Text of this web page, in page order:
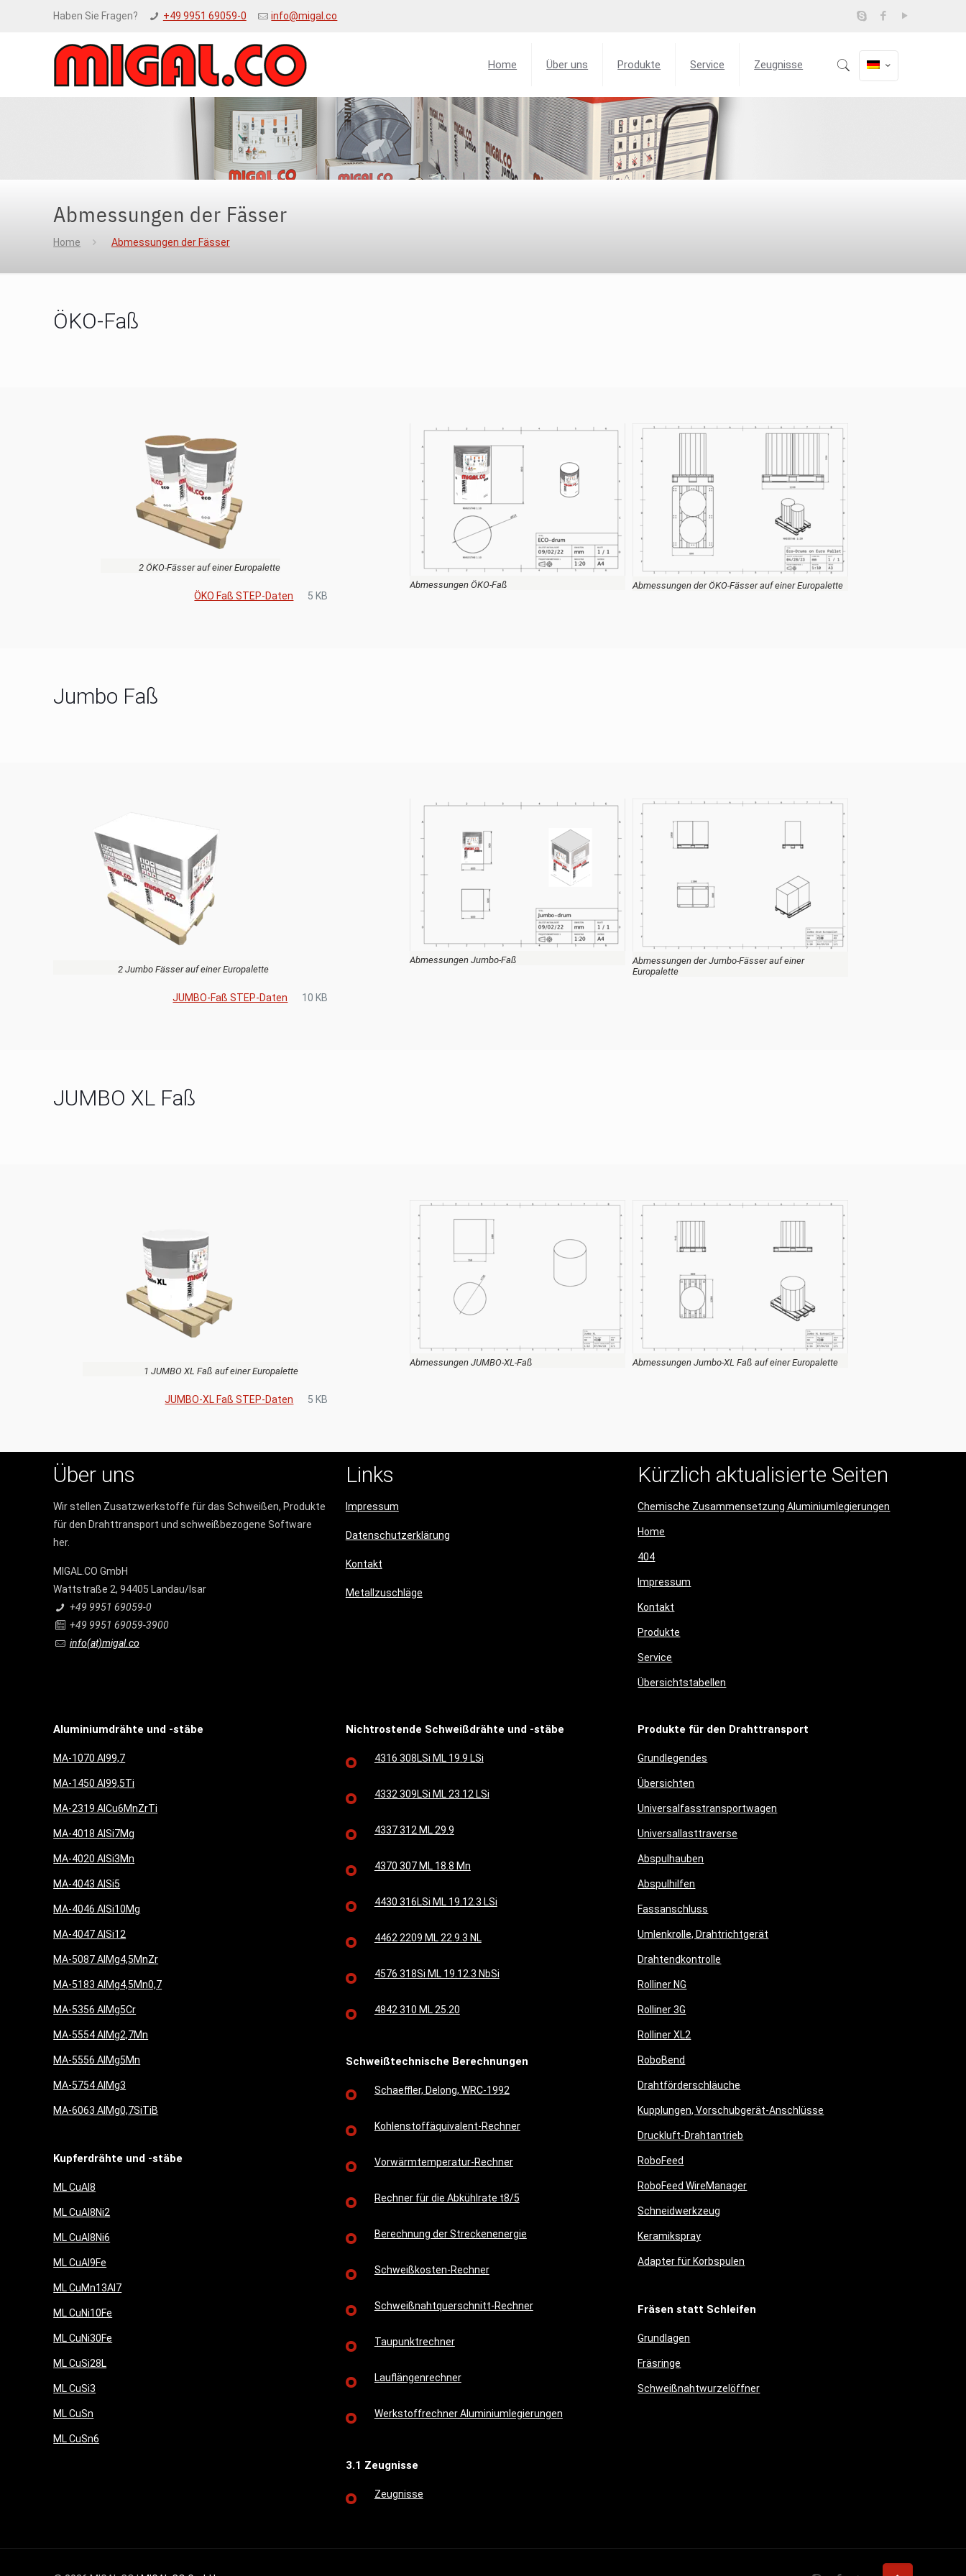
Haben Sie Fragen? +49 9951 69059-0 info@migal.co
Home Über uns Produkte Service Zeugnisse
Abmessungen der Fässer
Home Abmessungen der Fässer
ÖKO-Faß
2 ÖKO-Fässer auf einer Europalette
ÖKO Faß STEP-Daten 5 KB
Abmessungen ÖKO-Faß Abmessungen der ÖKO-Fässer auf einer Europalette
Jumbo Faß
2 Jumbo Fässer auf einer Europalette
JUMBO-Faß STEP-Daten 10 KB
Abmessungen Jumbo-Faß
Abmessungen der Jumbo-Fässer auf einer
Europalette
JUMBO XL Faß
1 JUMBO XL Faß auf einer Europalette
JUMBO-XL Faß STEP-Daten 5 KB
Abmessungen JUMBO-XL-Faß Abmessungen Jumbo-XL Faß auf einer Europalette
Über uns
Wir stellen Zusatzwerkstoffe für das Schweißen, Produkte
für den Drahttransport und schweißbezogene Software
her.
MIGAL.CO GmbH
Wattstraße 2, 94405 Landau/Isar
+49 9951 69059-0
+49 9951 69059-3900
info(at)migal.co
Links
Impressum
Datenschutzerklärung
Kontakt
Metallzuschläge
Kürzlich aktualisierte Seiten
Chemische Zusammensetzung Aluminiumlegierungen
Home
404
Impressum
Kontakt
Produkte
Service
Übersichtstabellen
Aluminiumdrähte und -stäbe
MA-1070 Al99,7
MA-1450 Al99,5Ti
MA-2319 AlCu6MnZrTi
MA-4018 AlSi7Mg
MA-4020 AlSi3Mn
MA-4043 AlSi5
MA-4046 AlSi10Mg
MA-4047 AlSi12
MA-5087 AlMg4,5MnZr
MA-5183 AlMg4,5Mn0,7
MA-5356 AlMg5Cr
MA-5554 AlMg2,7Mn
MA-5556 AlMg5Mn
MA-5754 AlMg3
MA-6063 AlMg0,7SiTiB
Kupferdrähte und -stäbe
ML CuAl8
ML CuAl8Ni2
ML CuAl8Ni6
ML CuAl9Fe
ML CuMn13Al7
ML CuNi10Fe
ML CuNi30Fe
ML CuSi28L
ML CuSi3
ML CuSn
ML CuSn6
Nichtrostende Schweißdrähte und -stäbe
4316 308LSi ML 19.9 LSi
4332 309LSi ML 23.12 LSi
4337 312 ML 29.9
4370 307 ML 18.8 Mn
4430 316LSi ML 19.12.3 LSi
4462 2209 ML 22.9.3 NL
4576 318Si ML 19.12.3 NbSi
4842 310 ML 25.20
Schweißtechnische Berechnungen
Schaeffler, Delong, WRC-1992
Kohlenstoffäquivalent-Rechner
Vorwärmtemperatur-Rechner
Rechner für die Abkühlrate t8/5
Berechnung der Streckenenergie
Schweißkosten-Rechner
Schweißnahtquerschnitt-Rechner
Taupunktrechner
Lauflängenrechner
Werkstoffrechner Aluminiumlegierungen
3.1 Zeugnisse
Zeugnisse
Produkte für den Drahttransport
Grundlegendes
Übersichten
Universalfasstransportwagen
Universallasttraverse
Abspulhauben
Abspulhilfen
Fassanschluss
Umlenkrolle, Drahtrichtgerät
Drahtendkontrolle
Rolliner NG
Rolliner 3G
Rolliner XL2
RoboBend
Drahtförderschläuche
Kupplungen, Vorschubgerät-Anschlüsse
Druckluft-Drahtantrieb
RoboFeed
RoboFeed WireManager
Schneidwerkzeug
Keramikspray
Adapter für Korbspulen
Fräsen statt Schleifen
Grundlagen
Fräsringe
Schweißnahtwurzelöffner